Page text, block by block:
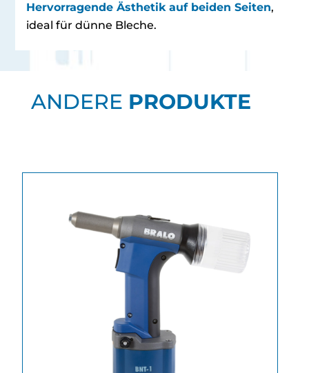
Hervorragende Ästhetik auf beiden Seiten,
ideal für dünne Bleche.
ANDERE PRODUKTE